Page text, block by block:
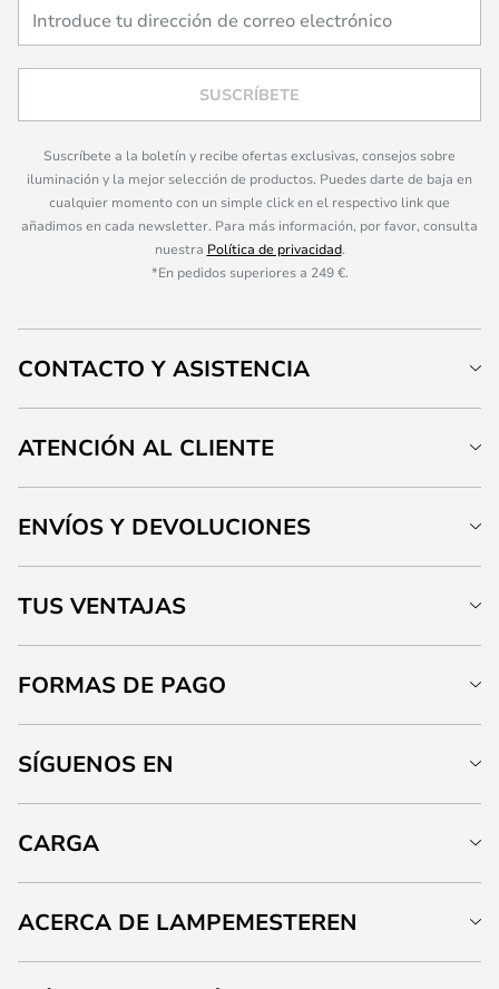
SUSCRÍBETE
Suscríbete a la boletín y recibe ofertas exclusivas, consejos sobre
iluminación y la mejor selección de productos. Puedes darte de baja en
cualquier momento con un simple click en el respectivo link que
añadimos en cada newsletter. Para más información, por favor, consulta
nuestra Política de privacidad.
*En pedidos superiores a 249 €.
CONTACTO Y ASISTENCIA
ATENCIÓN AL CLIENTE
ENVÍOS Y DEVOLUCIONES
TUS VENTAJAS
FORMAS DE PAGO
SÍGUENOS EN
CARGA
ACERCA DE LAMPEMESTEREN